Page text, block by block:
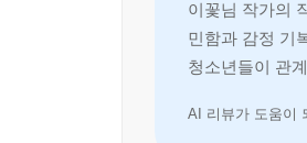
서로의 ‘첫’ 사랑을 할
누군가를 좋아한다는
솔직하고 파격적인 메
무언가를 선명히 건드
이꽃님 작가의
민함과 감정 기
청소년들이 관
AI 리뷰가 도움이